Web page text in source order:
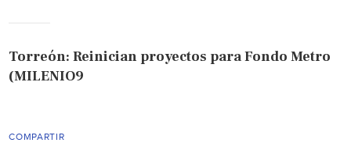
Torreón: Reinician proyectos para Fondo Metro
(MILENIO9
COMPARTIR